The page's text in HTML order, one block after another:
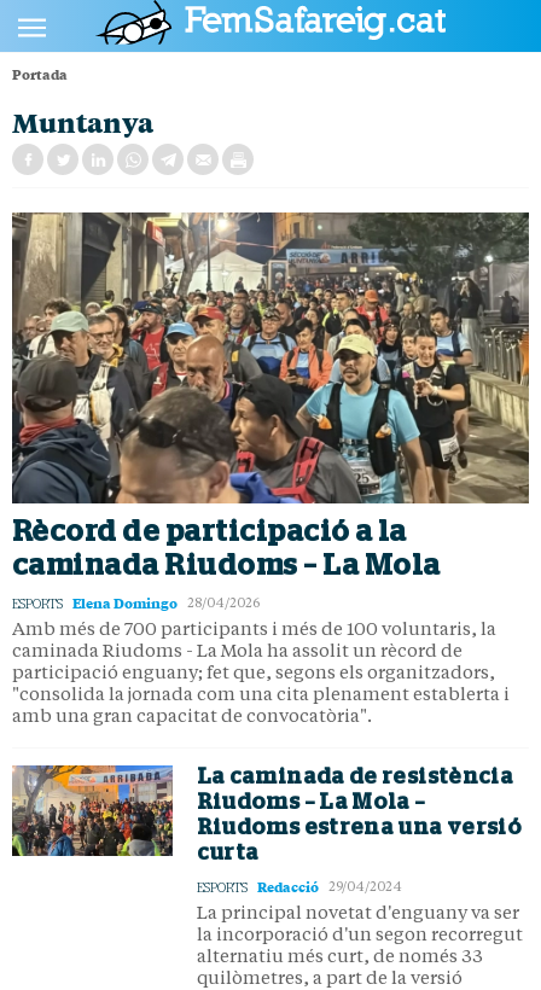
CULTURA
ESPORTS
OPINIÓ
Portada
Muntanya
Rècord de participació a la
caminada Riudoms – La Mola
ESPORTS Elena Domingo 28/04/2026
Amb més de 700 participants i més de 100 voluntaris, la
caminada Riudoms - La Mola ha assolit un rècord de
participació enguany; fet que, segons els organitzadors,
"consolida la jornada com una cita plenament establerta i
amb una gran capacitat de convocatòria".
La caminada de resistència
Riudoms – La Mola –
Riudoms estrena una versió
curta
ESPORTS Redacció 29/04/2024
La principal novetat d'enguany va ser
la incorporació d'un segon recorregut
alternatiu més curt, de només 33
quilòmetres, a part de la versió